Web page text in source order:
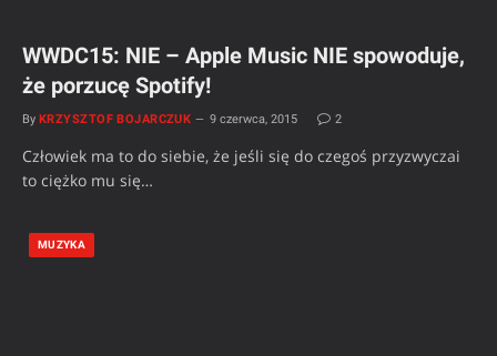
WWDC15: NIE – Apple Music NIE spowoduje,
że porzucę Spotify!
By KRZYSZTOF BOJARCZUK 9 czerwca, 2015 2
Człowiek ma to do siebie, że jeśli się do czegoś przyzwyczai
to ciężko mu się…
MUZYKA